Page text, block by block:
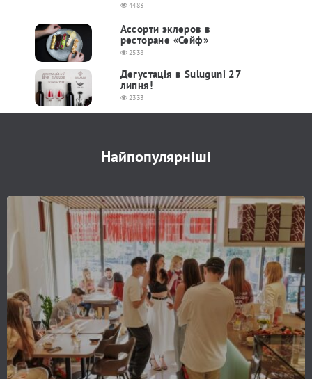
4483
Ассорти эклеров в
ресторане «Сейф»
2538
Дегустація в Suluguni 27
липня!
2333
Найпопулярніші